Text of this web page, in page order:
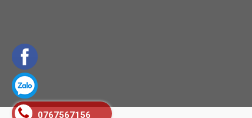
0767567156